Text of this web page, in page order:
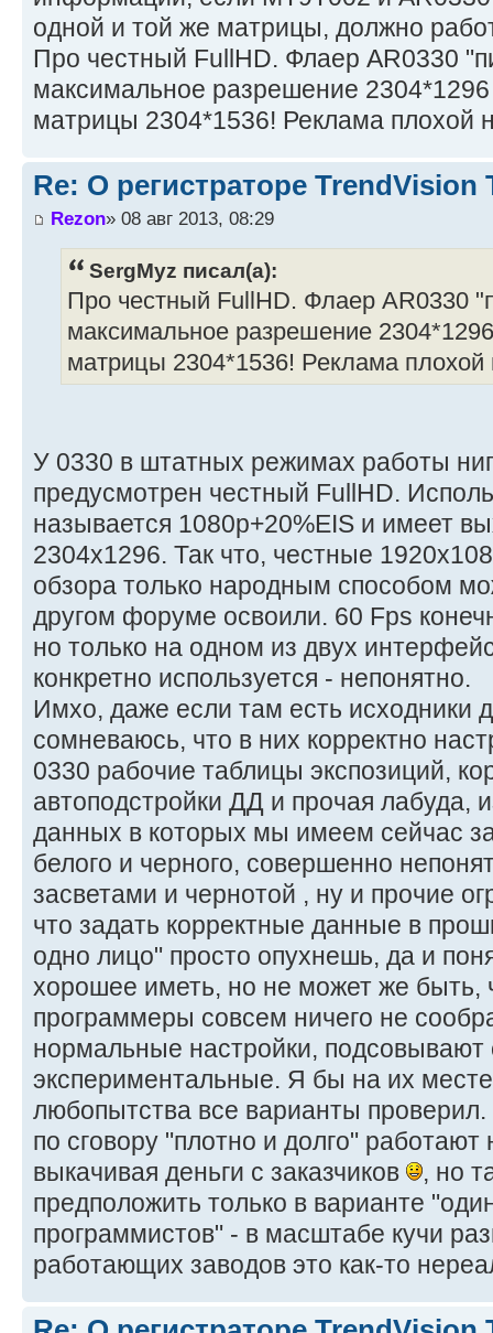
одной и той же матрицы, должно
Про честный FullHD. Флаер AR0330
максимальное разрешение
матрицы 2304*1536! Реклама плохой
Re: О регистраторе TrendVision
Rezon» 08 авг 2013, 08:29
SergMyz писал(а):
Про честный FullHD. Флаер AR0330
максимальное разрешение
матрицы 2304*1536! Реклама плохой
У 0330 в штатных режимах работы
предусмотрен честный FullHD.
называется 1080р+20%EIS и имеет
2304х1296. Так что, честные
обзора только народным способом
другом форуме освоили. 60 Fps
но только на одном из двух
конкретно используется - непонятно.
Имхо, даже если там есть исходники
сомневаюсь, что в них корректно
0330 рабочие таблицы экспозиций,
автоподстройки ДД и прочая лабуда,
данных в которых мы имеем сейчас
белого и черного, совершенно
засветами и чернотой , ну и прочие
что задать корректные данные в
одно лицо" просто опухнешь, да и
хорошее иметь, но не может же быть,
программеры совсем ничего не
нормальные настройки,
экспериментальные. Я бы на их
любопытства все варианты
по сговору "плотно и долго"
выкачивая деньги с заказчиков
, но
предположить только в варианте
программистов" - в масштабе кучи
работающих заводов это как-то